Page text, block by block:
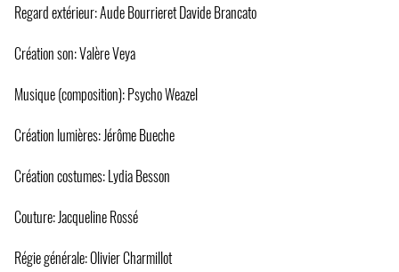
Regard extérieur: Aude Bourrieret Davide Brancato
Création son: Valère Veya
Musique (composition): Psycho Weazel
Création lumières: Jérôme Bueche
Création costumes: Lydia Besson
Couture: Jacqueline Rossé
Régie générale: Olivier Charmillot